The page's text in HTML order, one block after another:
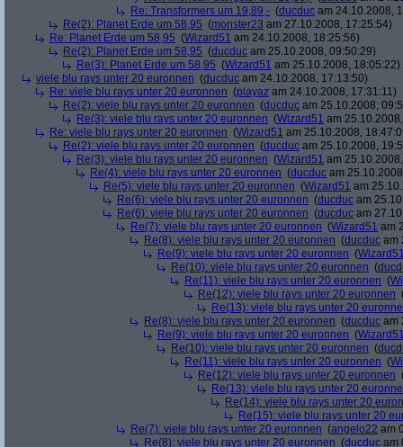
Re: Transformers um 19,89,- (ducduc am 24.10.2008,
Re(2): Planet Erde um 58,95 (monster23 am 27.10.2008, 17:25:54)
Re: Planet Erde um 58,95 (Wizard51 am 24.10.2008, 18:25:56)
Re(2): Planet Erde um 58,95 (ducduc am 25.10.2008, 09:50:29)
Re(3): Planet Erde um 58,95 (Wizard51 am 25.10.2008, 18:05:22)
viele blu rays unter 20 euronnen (ducduc am 24.10.2008, 17:13:50)
Re: viele blu rays unter 20 euronnen (playaz am 24.10.2008, 17:31:11)
Re(2): viele blu rays unter 20 euronnen (ducduc am 25.10.2008,
Re(3): viele blu rays unter 20 euronnen (Wizard51 am
Re: viele blu rays unter 20 euronnen (Wizard51 am 25.10.2008,
Re(2): viele blu rays unter 20 euronnen (ducduc am 25.10.2008,
Re(3): viele blu rays unter 20 euronnen (Wizard51 am
Re(4): viele blu rays unter 20 euronnen (ducduc am
Re(5): viele blu rays unter 20 euronnen (Wizard51 am
Re(6): viele blu rays unter 20 euronnen (ducduc am
Re(6): viele blu rays unter 20 euronnen (ducduc am
Re(7): viele blu rays unter 20 euronnen (Wizard51 am
Re(8): viele blu rays unter 20 euronnen (ducduc am
Re(9): viele blu rays unter 20 euronnen (
Re(10): viele blu rays unter 20 euronnen (
Re(11): viele blu rays unter 20 euronnen (
Re(12): viele blu rays unter 20 euronnen
Re(13): viele blu rays unter 20
Re(8): viele blu rays unter 20 euronnen (ducduc am
Re(9): viele blu rays unter 20 euronnen (
Re(10): viele blu rays unter 20 euronnen (
Re(11): viele blu rays unter 20 euronnen (
Re(12): viele blu rays unter 20 euronnen
Re(13): viele blu rays unter 20
Re(14): viele blu rays unter 20
Re(15): viele blu rays unter 20
Re(7): viele blu rays unter 20 euronnen (angelo22 am
Re(8): viele blu rays unter 20 euronnen (ducduc am